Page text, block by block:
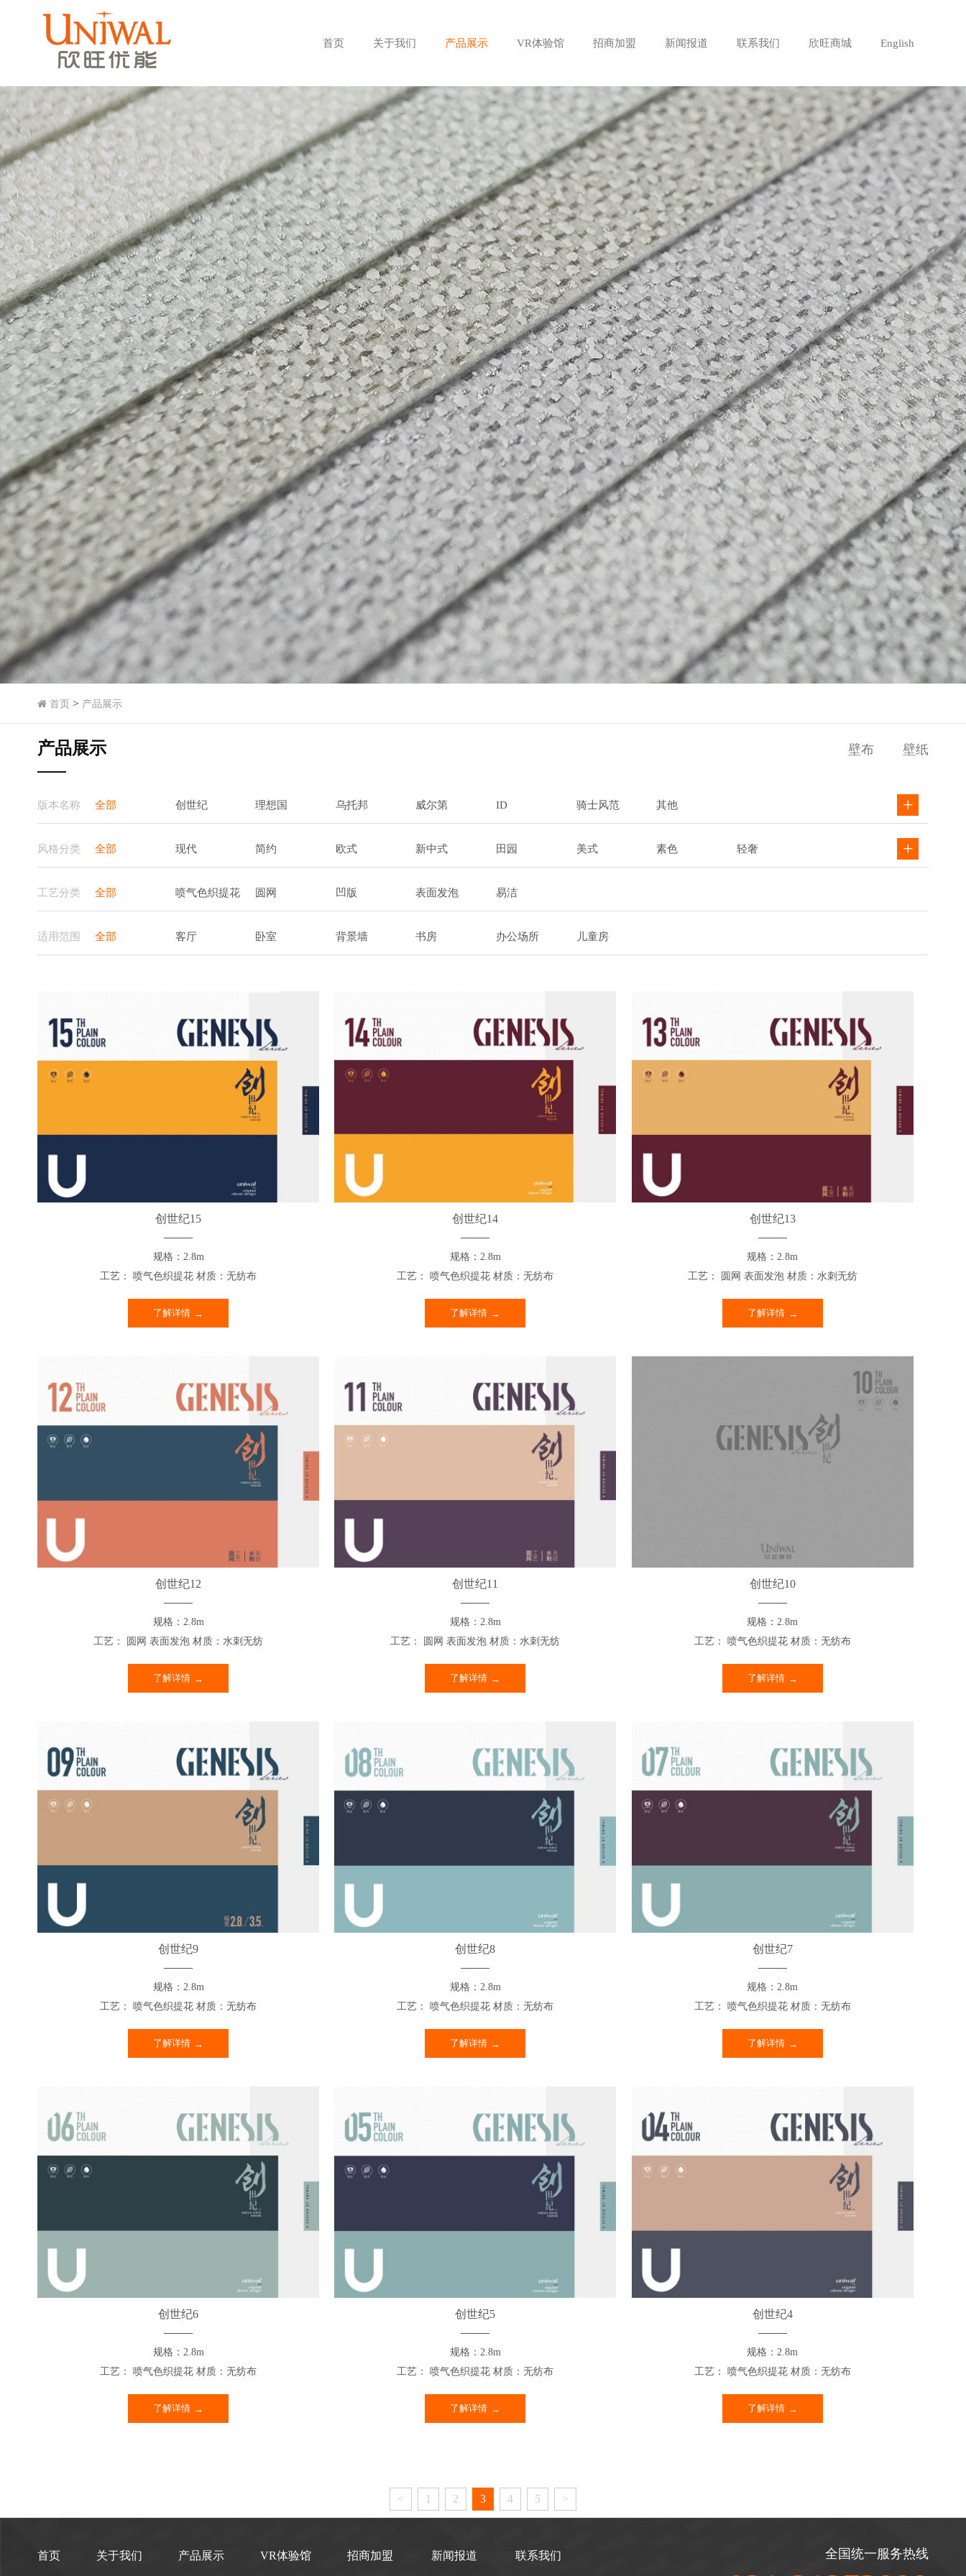
首页 关于我们 产品展示 VR体验馆 招商加盟 新闻报道 联系我们 欣旺商城 English
首页 > 产品展示
产品展示 壁布 壁纸
版本名称 全部 创世纪 理想国 乌托邦 威尔第 ID 骑士风范 其他
风格分类 全部 现代 简约 欧式 新中式 田园 美式 素色 轻奢
工艺分类 全部 喷气色织提花 圆网 凹版 表面发泡 易洁
适用范围 全部 客厅 卧室 背景墙 书房 办公场所 儿童房
创世纪15
规格：2.8m
工艺： 喷气色织提花 材质：无纺布
了解详情
创世纪14
规格：2.8m
工艺： 喷气色织提花 材质：无纺布
了解详情
创世纪13
规格：2.8m
工艺： 圆网 表面发泡 材质：水刺无纺
了解详情
创世纪12
规格：2.8m
工艺： 圆网 表面发泡 材质：水刺无纺
了解详情
创世纪11
规格：2.8m
工艺： 圆网 表面发泡 材质：水刺无纺
了解详情
创世纪10
规格：2.8m
工艺： 喷气色织提花 材质：无纺布
了解详情
创世纪9
规格：2.8m
工艺： 喷气色织提花 材质：无纺布
了解详情
创世纪8
规格：2.8m
工艺： 喷气色织提花 材质：无纺布
了解详情
创世纪7
规格：2.8m
工艺： 喷气色织提花 材质：无纺布
了解详情
创世纪6
规格：2.8m
工艺： 喷气色织提花 材质：无纺布
了解详情
创世纪5
规格：2.8m
工艺： 喷气色织提花 材质：无纺布
了解详情
创世纪4
规格：2.8m
工艺： 喷气色织提花 材质：无纺布
了解详情
< 1 2 3 4 5 >
首页 关于我们 产品展示 VR体验馆 招商加盟 新闻报道 联系我们 全国统一服务热线